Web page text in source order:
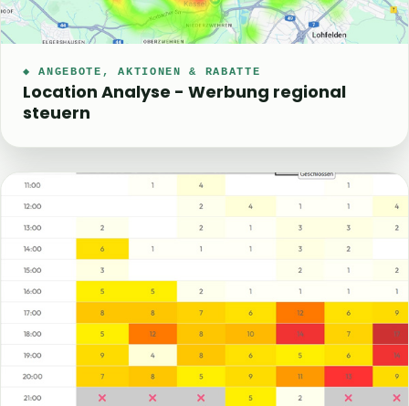
◆ ANGEBOTE, AKTIONEN & RABATTE
Location Analyse - Werbung regional
steuern